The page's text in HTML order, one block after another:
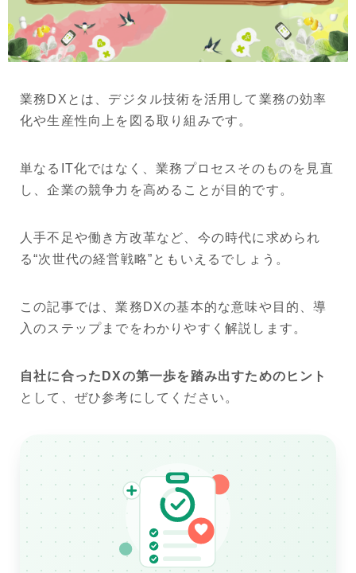
業務DXとは、デジタル技術を活用して業務の効率
化や生産性向上を図る取り組みです。
単なるIT化ではなく、業務プロセスそのものを見直
し、企業の競争力を高めることが目的です。
人手不足や働き方改革など、今の時代に求められ
る“次世代の経営戦略”ともいえるでしょう。
この記事では、業務DXの基本的な意味や目的、導
入のステップまでをわかりやすく解説します。
自社に合ったDXの第一歩を踏み出すためのヒント
として、ぜひ参考にしてください。